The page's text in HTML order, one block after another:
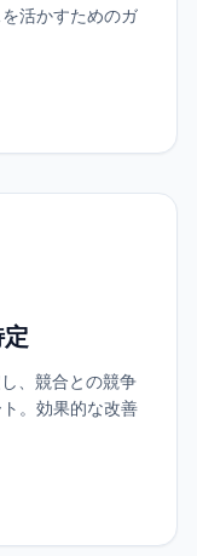
活かすためのガ
、競合との競争
。効果的な改善